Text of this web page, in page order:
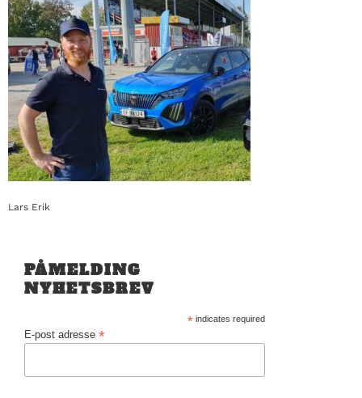
Lars Erik
PÅMELDING
NYHETSBREV
*indicates required
E-post adresse *